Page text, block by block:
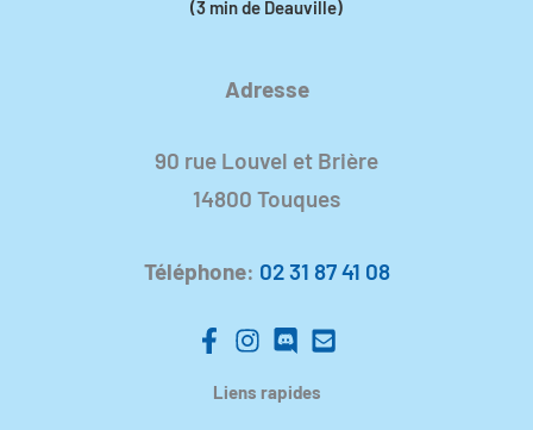
(3 min de Deauville)
Adresse
90 rue Louvel et Brière
14800 Touques
Téléphone: 02 31 87 41 08
Liens rapides